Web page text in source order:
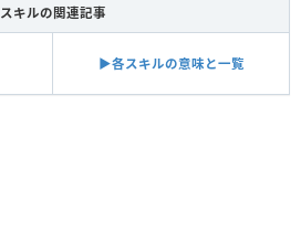
スキルの関連記事
▶︎各スキルの意味と一覧